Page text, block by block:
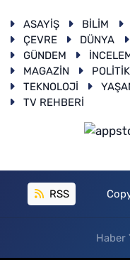
ASAYİŞ BİLİM
ÇEVRE
DÜNYA
GÜNDEM
MAGAZİN
TEKNOLOJİ
TV REHBERİ
RSS
Haber